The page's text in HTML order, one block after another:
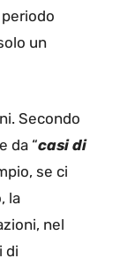
un
Secondo
da “casi di
se ci
la
nel
di